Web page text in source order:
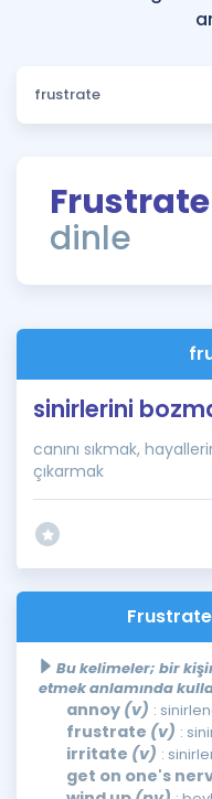
Sözlük
Rehberlik Aracı
ÖSYM Sınav
İngilizce Gramer
Hakkımızda
Frustrate
dinle
sinirlerini
canını sıkmak,
çıkarmak
Frustrate
Bu kelimeler; bir
etmek anlamında
annoy (v) :
frustrate (v) :
irritate (v) :
get on one's